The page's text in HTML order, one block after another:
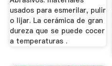
usados para esmerilar, pulir
o lijar. La cerámica de gran
dureza que se puede cocer
a temperaturas .